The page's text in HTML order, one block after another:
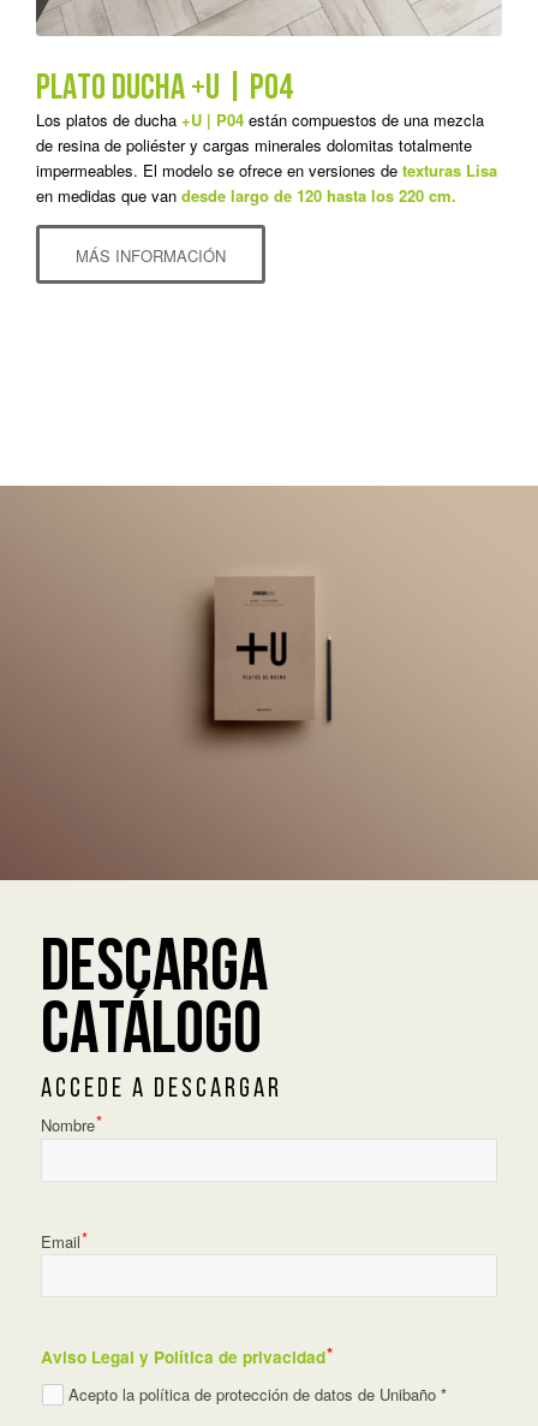
PLATO DUCHA +U | P04
Los platos de ducha +U | P04 están compuestos de una mezcla
de resina de poliéster y cargas minerales dolomitas totalmente
impermeables. El modelo se ofrece en versiones de texturas Lisa
en medidas que van desde largo de 120 hasta los 220 cm.
MÁS INFORMACIÓN
DESCARGA
CATÁLOGO
A C C E D E A D E S C A R G A R
Nombre
Email
Aviso Legal y Política de privacidad
Acepto la política de protección de datos de Unibaño *